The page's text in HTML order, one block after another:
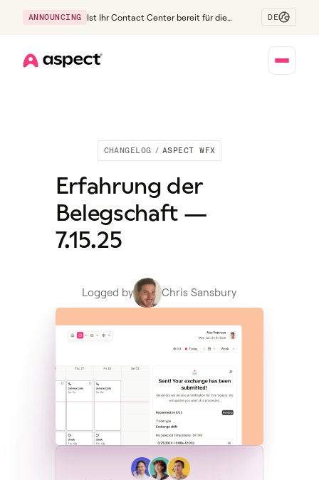
ANNOUNCING
Ist Ihr Contact Center bereit für die
DE
CHANGELOG / ASPECT WFX
Erfahrung der
Belegschaft —
7.15.25
Logged by Chris Sansbury